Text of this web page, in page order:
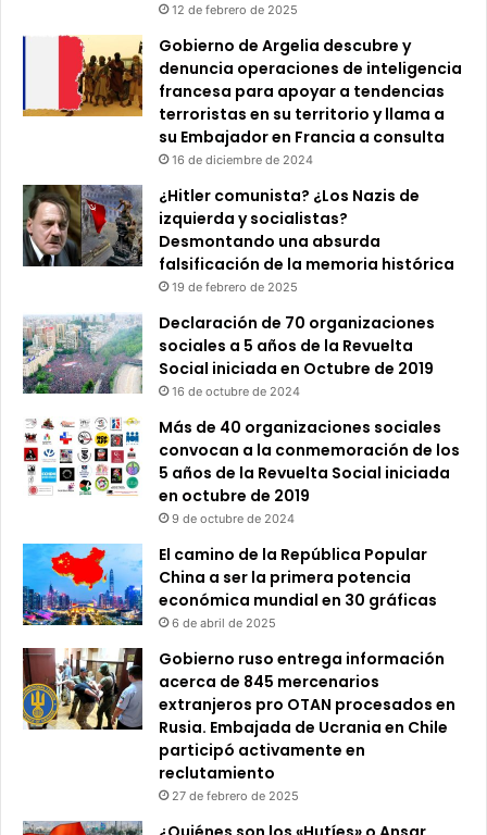
12 de febrero de 2025
Gobierno de Argelia descubre y
denuncia operaciones de inteligencia
francesa para apoyar a tendencias
terroristas en su territorio y llama a
su Embajador en Francia a consulta
16 de diciembre de 2024
¿Hitler comunista? ¿Los Nazis de
izquierda y socialistas?
Desmontando una absurda
falsificación de la memoria histórica
19 de febrero de 2025
Declaración de 70 organizaciones
sociales a 5 años de la Revuelta
Social iniciada en Octubre de 2019
16 de octubre de 2024
Más de 40 organizaciones sociales
convocan a la conmemoración de los
5 años de la Revuelta Social iniciada
en octubre de 2019
9 de octubre de 2024
El camino de la República Popular
China a ser la primera potencia
económica mundial en 30 gráficas
6 de abril de 2025
Gobierno ruso entrega información
acerca de 845 mercenarios
extranjeros pro OTAN procesados en
Rusia. Embajada de Ucrania en Chile
participó activamente en
reclutamiento
27 de febrero de 2025